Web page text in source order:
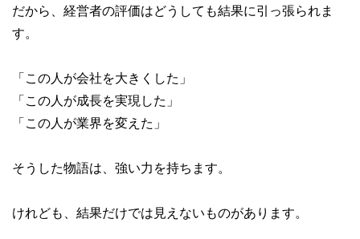
だから、経営者の評価はどうしても結果に引っ張られま
す。
「この人が会社を大きくした」
「この人が成長を実現した」
「この人が業界を変えた」
そうした物語は、強い力を持ちます。
けれども、結果だけでは見えないものがあります。